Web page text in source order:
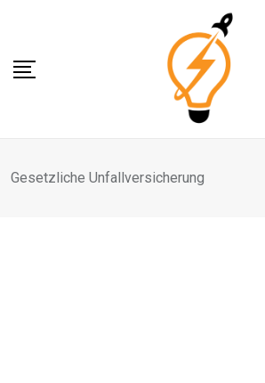
content
Gesetzliche Unfallversicherung